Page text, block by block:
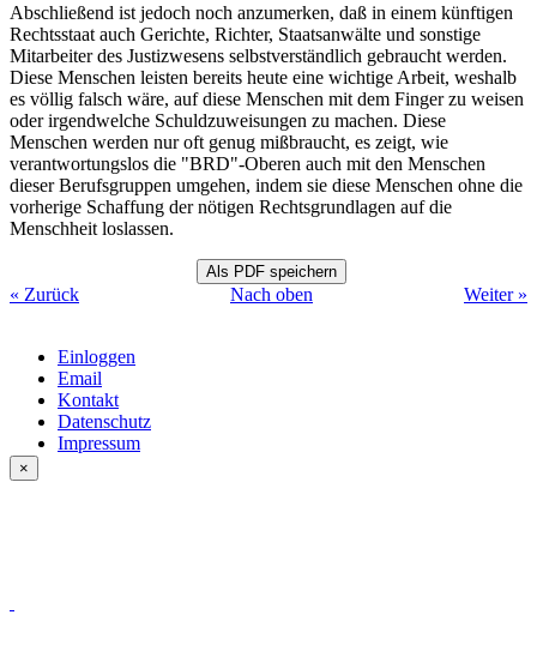
Abschließend ist jedoch noch anzumerken, daß in einem künftigen
Rechtsstaat auch Gerichte, Richter, Staatsanwälte und sonstige
Mitarbeiter des Justizwesens selbstverständlich gebraucht werden.
Diese Menschen leisten bereits heute eine wichtige Arbeit, weshalb
es völlig falsch wäre, auf diese Menschen mit dem Finger zu weisen
oder irgendwelche Schuldzuweisungen zu machen. Diese
Menschen werden nur oft genug mißbraucht, es zeigt, wie
verantwortungslos die "BRD"-Oberen auch mit den Menschen
dieser Berufsgruppen umgehen, indem sie diese Menschen ohne die
vorherige Schaffung der nötigen Rechtsgrundlagen auf die
Menschheit loslassen.
« Zurück Nach oben Weiter »
Einloggen
Email
Kontakt
Datenschutz
Impressum
×